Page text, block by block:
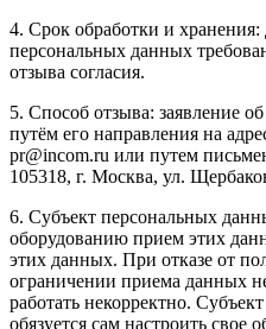
4. Срок обработки и хранения:
персональных данных
отзыва согласия.
5. Способ отзыва: заявление
путём его направления на
pr@incom.ru или путем
105318, г. Москва, ул.
6. Субъект персональных
оборудованию прием этих
этих данных. При отказе от
ограничении приема данных
работать некорректно.
обязуется сам настроить свое